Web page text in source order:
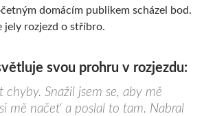
domácím publikem scházel bod.
jely rozjezd o stříbro.
svou prohru v rozjezdu:
chyby. Snažil jsem se, aby mě
mě načet‘ a poslal to tam. Nabral